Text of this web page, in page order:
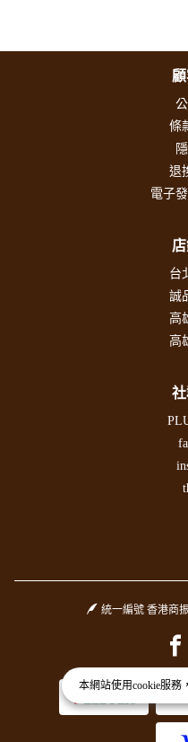
本網站使用cookie服務
條
退
電子
台
誠
高
高
統一編號 香港商